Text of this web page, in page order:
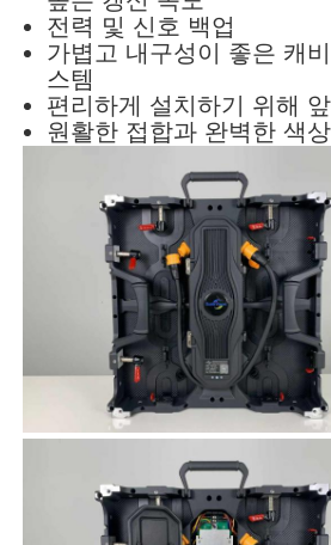
SMD LED 화면
야외 LED 디스플레이 보드
옥외 지도된 ​​게시판
전력 및 신호 백업
가볍고 내구성이 좋은 캐
스템
편리하게 설치하기 위해
원활한 접합과 완벽한 색